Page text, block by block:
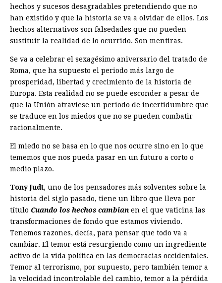
hechos y sucesos desagradables pretendiendo que no
han existido y que la historia se va a olvidar de ellos. Los
hechos alternativos son falsedades que no pueden
sustituir la realidad de lo ocurrido. Son mentiras.
Se va a celebrar el sexagésimo aniversario del tratado de
Roma, que ha supuesto el periodo más largo de
prosperidad, libertad y crecimiento de la historia de
Europa. Esta realidad no se puede esconder a pesar de
que la Unión atraviese un periodo de incertidumbre que
se traduce en los miedos que no se pueden combatir
racionalmente.
El miedo no se basa en lo que nos ocurre sino en lo que
tememos que nos pueda pasar en un futuro a corto o
medio plazo.
Tony Judt, uno de los pensadores más solventes sobre la
historia del siglo pasado, tiene un libro que lleva por
título Cuando los hechos cambian en el que vaticina las
transformaciones de fondo que estamos viviendo.
Tenemos razones, decía, para pensar que todo va a
cambiar. El temor está resurgiendo como un ingrediente
activo de la vida política en las democracias occidentales.
Temor al terrorismo, por supuesto, pero también temor a
la velocidad incontrolable del cambio, temor a la pérdida